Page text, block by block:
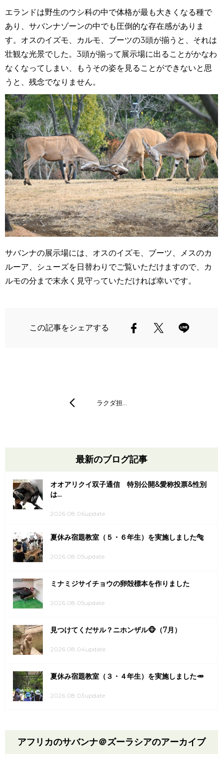
エランドは野生のウシ科の中で体格が最も大きくなる種で
あり、サバンナゾーンの中でも圧倒的な存在感がありま
す。オスのイズモ、カルモ、ブーツの3頭が揃うと、それは
壮観な光景でした。3頭が揃って展示場に出ることがかなわ
なくなってしまい、もうその姿を見ることができないと思
うと、残念でなりません。
サバンナの展示場には、オスのイズモ、ブーツ、メスのカ
ルーア、シューズを日替わりでご覧いただけますので、カ
ルモの分まで末永く見守っていただければ幸いです。
この記事をシェアする
ラクダ担…
最新のブログ記事
オオアリクイ双子通信 特別公開&愛称投票&性別
は...
2026.08.06update
夏休み宿題教室（５・６年生）を実施しました🐅
2026.08.05update
ミナミジサイチョウの卵殻標本を作りました
2026.08.05update
見つけてくだサル？ニホンザル🐵（7月）
2026.08.04update
夏休み宿題教室（３・４年生）を実施しました🥕
2026.08.03update
アフリカのサバンナ＠ズーラシアのアーカイブ